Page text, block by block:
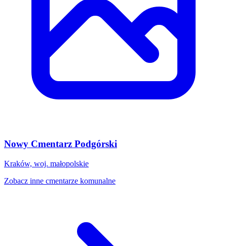
Nowy Cmentarz Podgórski
Kraków, woj. małopolskie
Zobacz inne cmentarze komunalne